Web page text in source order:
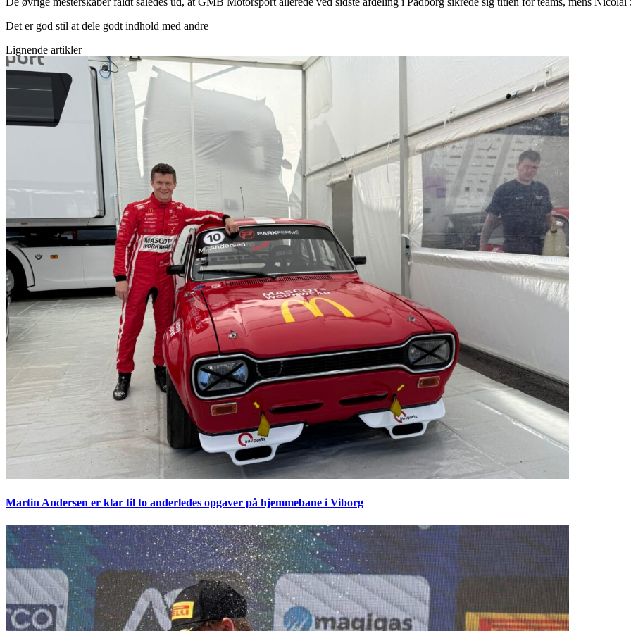
Det er god stil at dele godt indhold med andre
Lignende artikler
Martin Andersen er klar til to anderledes opgaver på hjemmebane i Viborg